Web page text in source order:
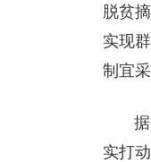
脱贫
实现
制宜
实打